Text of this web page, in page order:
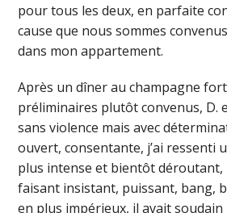
pour tous les deux, en parfaite
cause que nous sommes
dans mon appartement.
Après un dîner au champagne
préliminaires plutôt convenus, D.
sans violence mais avec
ouvert, consentante, j’ai ressenti
plus intense et bientôt déroutant,
faisant insistant, puissant, bang,
en plus impérieux, il avait soudain